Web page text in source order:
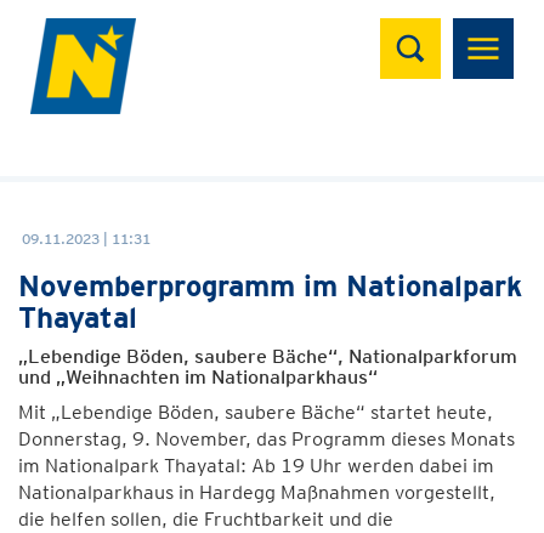
Suchen
09.11.2023 | 11:31
Novemberprogramm im Nationalpark
Thayatal
„Lebendige Böden, saubere Bäche“, Nationalparkforum
und „Weihnachten im Nationalparkhaus“
Mit „Lebendige Böden, saubere Bäche“ startet heute,
Donnerstag, 9. November, das Programm dieses Monats
im Nationalpark Thayatal: Ab 19 Uhr werden dabei im
Nationalparkhaus in Hardegg Maßnahmen vorgestellt,
die helfen sollen, die Fruchtbarkeit und die